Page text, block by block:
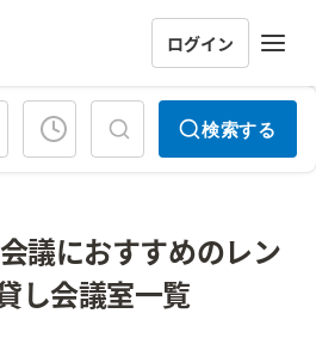
ログイン
検索する
議におすすめのレン
し会議室一覧